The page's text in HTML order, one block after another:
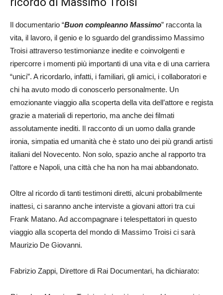
Il documentario “Buon compleanno Massimo” racconta la
vita, il lavoro, il genio e lo sguardo del grandissimo Massimo
Troisi attraverso testimonianze inedite e coinvolgenti e
ripercorre i momenti più importanti di una vita e di una carriera
“unici”. A ricordarlo, infatti, i familiari, gli amici, i collaboratori e
chi ha avuto modo di conoscerlo personalmente. Un
emozionante viaggio alla scoperta della vita dell’attore e regista
grazie a materiali di repertorio, ma anche dei filmati
assolutamente inediti. Il racconto di un uomo dalla grande
ironia, simpatia ed umanità che è stato uno dei più grandi artisti
italiani del Novecento. Non solo, spazio anche al rapporto tra
l’attore e Napoli, una città che ha non ha mai abbandonato.
Oltre al ricordo di tanti testimoni diretti, alcuni probabilmente
inattesi, ci saranno anche interviste a giovani attori tra cui
Frank Matano. Ad accompagnare i telespettatori in questo
viaggio alla scoperta del mondo di Massimo Troisi ci sarà
Maurizio De Giovanni.
Fabrizio Zappi, Direttore di Rai Documentari, ha dichiarato: